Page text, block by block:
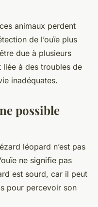
animaux perdent
de l’ouïe plus
due à plusieurs
liée à des troubles de
inadéquates.
possible
léopard n’est pas
ne signifie pas
est sourd, car il peut
pour percevoir son